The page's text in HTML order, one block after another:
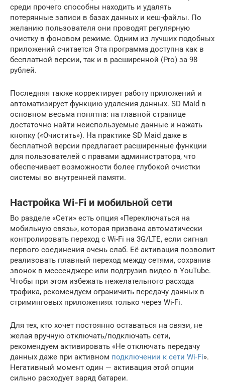
среди прочего способны находить и удалять
потерянные записи в базах данных и кеш-файлы. По
желанию пользователя они проводят регулярную
очистку в фоновом режиме. Одним из лучших подобных
приложений считается Эта программа доступна как в
бесплатной версии, так и в расширенной (Pro) за 98
рублей.
Последняя также корректирует работу приложений и
автоматизирует функцию удаления данных. SD Maid в
основном весьма понятна: на главной странице
достаточно найти неиспользуемые данные и нажать
кнопку («Очистить»). На практике SD Maid даже в
бесплатной версии предлагает расширенные функции
для пользователей с правами администратора, что
обеспечивает возможности более глубокой очистки
системы во внутренней памяти.
Настройка Wi-Fi и мобильной сети
Во разделе «Сети» есть опция «Переключаться на
мобильную связь», которая призвана автоматически
контролировать переход с Wi-Fi на 3G/LTE, если сигнал
первого соединения очень слаб. Её активация позволит
реализовать плавный переход между сетями, сохранив
звонок в мессенджере или подгрузив видео в YouTube.
Чтобы при этом избежать нежелательного расхода
трафика, рекомендуем ограничить передачу данных в
стриминговых приложениях только через Wi-Fi.
Для тех, кто хочет постоянно оставаться на связи, не
желая вручную отключать/подключать сети,
рекомендуем активировать «Не отключать передачу
данных даже при активном подключении к сети Wi-Fi».
Негативный момент один — активация этой опции
сильно расходует заряд батареи.